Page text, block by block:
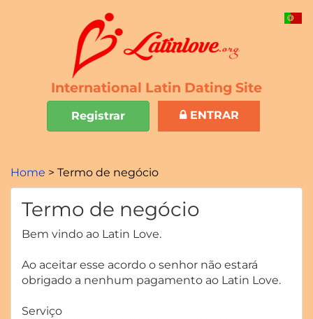
International Latin Dating Site
Registrar ENTRAR
Home Termo de negócio
Termo de negócio
Bem vindo ao Latin Love.
Ao aceitar esse acordo o senhor não estará
obrigado a nenhum pagamento ao Latin Love.
Serviço